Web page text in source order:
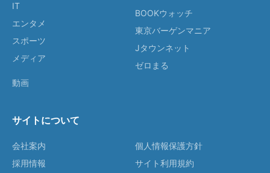
IT
エンタメ
スポーツ
メディア
動画
BOOKウォッチ
東京バーゲンマニア
Jタウンネット
ゼロまる
サイトについて
会社案内
採用情報
個人情報保護方針
サイト利用規約